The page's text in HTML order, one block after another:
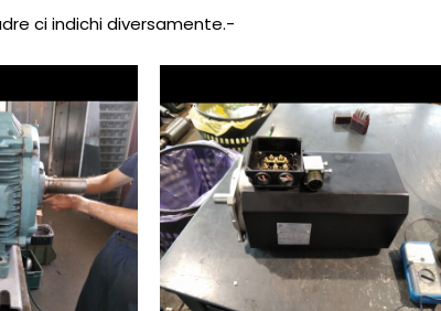
ci indichi diversamente.-